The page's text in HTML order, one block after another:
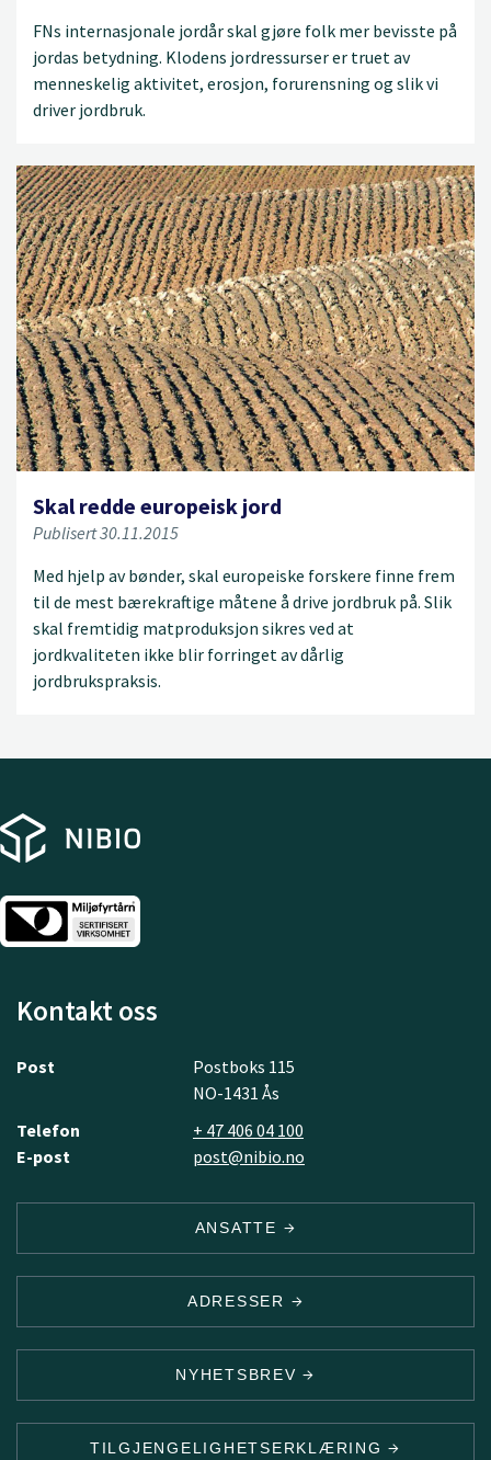
FNs internasjonale jordår skal gjøre folk mer bevisste på
jordas betydning. Klodens jordressurser er truet av
menneskelig aktivitet, erosjon, forurensning og slik vi
driver jordbruk.
Skal redde europeisk jord
Publisert 30.11.2015
Med hjelp av bønder, skal europeiske forskere finne frem
til de mest bærekraftige måtene å drive jordbruk på. Slik
skal fremtidig matproduksjon sikres ved at
jordkvaliteten ikke blir forringet av dårlig
jordbrukspraksis.
Kontakt oss
Post
Postboks 115
NO-1431 Ås
Telefon
+ 47 406 04 100
E-post
post@nibio.no
ANSATTE
ADRESSER
NYHETSBREV
TILGJENGELIGHETSERKLÆRING